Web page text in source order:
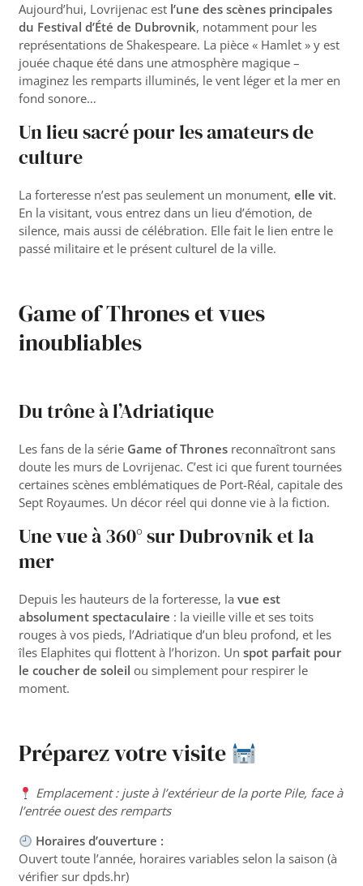
Aujourd’hui, Lovrijenac est l’une des scènes principales
du Festival d’Été de Dubrovnik, notamment pour les
représentations de Shakespeare. La pièce « Hamlet » y est
jouée chaque été dans une atmosphère magique –
imaginez les remparts illuminés, le vent léger et la mer en
fond sonore…
Un lieu sacré pour les amateurs de
culture
La forteresse n’est pas seulement un monument,elle vit.
En la visitant, vous entrez dans un lieu d’émotion, de
silence, mais aussi de célébration. Elle fait le lien entre le
passé militaire et le présent culturel de la ville.
Game of Thrones et vues
inoubliables
Du trône à l’Adriatique
Les fans de la série Game of Thrones reconnaîtront sans
doute les murs de Lovrijenac. C’est ici que furent tournées
certaines scènes emblématiques de Port-Réal, capitale des
Sept Royaumes. Un décor réel qui donne vie à la fiction.
Une vue à 360° sur Dubrovnik et la
mer
Depuis les hauteurs de la forteresse, lavue est
absolument spectaculaire : la vieille ville et ses toits
rouges à vos pieds, l’Adriatique d’un bleu profond, et les
îles Elaphites qui flottent à l’horizon. Unspot parfait pour
le coucher de soleil ou simplement pour respirer le
moment.
Préparez votre visite
Emplacement : juste à l’extérieur de la porte Pile, face à
l’entrée ouest des remparts
Horaires d’ouverture :
Ouvert toute l’année, horaires variables selon la saison (à
vérifier sur dpds.hr)